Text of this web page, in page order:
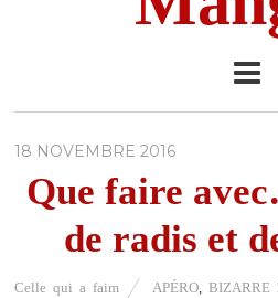
18 NOVEMBRE 2016
Que faire
de radis et
Celle qui a faim APÉRO BIZARRE